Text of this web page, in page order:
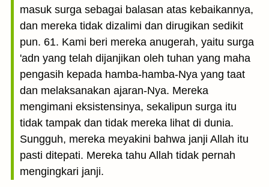
masuk surga sebagai balasan atas kebaikannya,
dan mereka tidak dizalimi dan dirugikan sedikit
pun. 61. Kami beri mereka anugerah, yaitu surga
'adn yang telah dijanjikan oleh tuhan yang maha
pengasih kepada hamba-hamba-Nya yang taat
dan melaksanakan ajaran-Nya. Mereka
mengimani eksistensinya, sekalipun surga itu
tidak tampak dan tidak mereka lihat di dunia.
Sungguh, mereka meyakini bahwa janji Allah itu
pasti ditepati. Mereka tahu Allah tidak pernah
mengingkari janji.